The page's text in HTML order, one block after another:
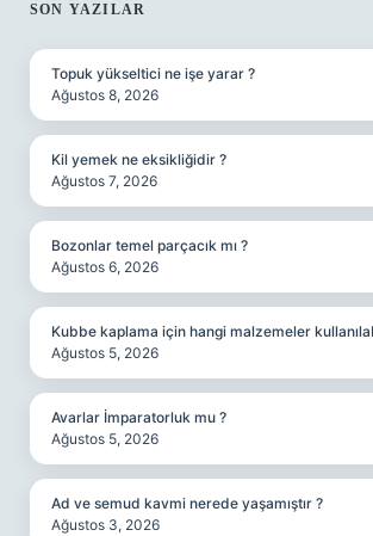
SIDEBAR
SON YAZILAR
Topuk yükseltici ne işe yarar ?
Ağustos 8, 2026
Kil yemek ne eksikliğidir ?
Ağustos 7, 2026
Bozonlar temel parçacık mı ?
Ağustos 6, 2026
Kubbe kaplama için hangi malzemeler
Ağustos 5, 2026
Avarlar İmparatorluk mu ?
Ağustos 5, 2026
Ad ve semud kavmi nerede yaşamıştır ?
Ağustos 3, 2026